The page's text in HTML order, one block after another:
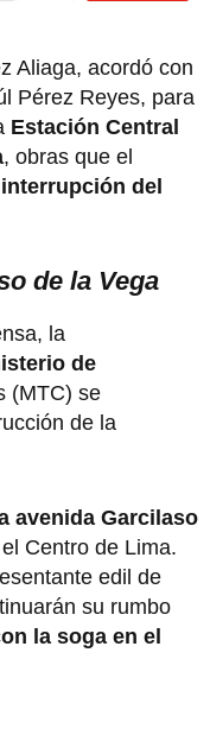
Aliaga, acordó con
Pérez Reyes, para
Estación Central
, obras que el
interrupción del
de la Vega
la
de
(MTC) se
de la
avenida Garcilaso
Centro de Lima.
edil de
su rumbo
la soga en el